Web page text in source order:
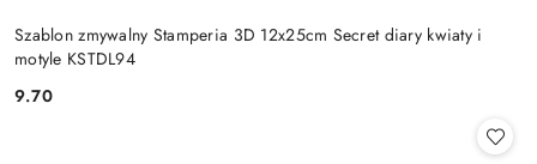
Szablon zmywalny Stamperia 3D 12x25cm Secret diary kwiaty i
motyle KSTDL94
Cena:
9.70